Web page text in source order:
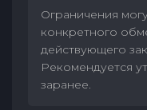
Ограничения
конкретного
действующего
Рекомендуется
заранее.